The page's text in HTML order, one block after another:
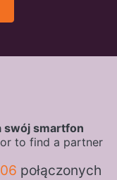
swój smartfon
to find a partner
połączonych